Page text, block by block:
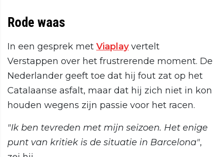
Rode waas
In een gesprek met Viaplayvertelt
Verstappen over het frustrerende moment. De
Nederlander geeft toe dat hij fout zat op het
Catalaanse asfalt, maar dat hij zich niet in kon
houden wegens zijn passie voor het racen.
"Ik ben tevreden met mijn seizoen. Het enige
punt van kritiek is de situatie in Barcelona",